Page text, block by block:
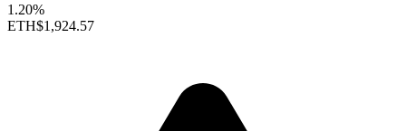
1.20%
ETH$1,924.57